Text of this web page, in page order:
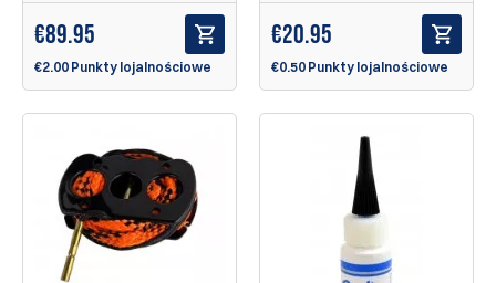
€89.95
€2.00 Punkty lojalnościowe
€20.95
€0.50 Punkty lojalnościowe